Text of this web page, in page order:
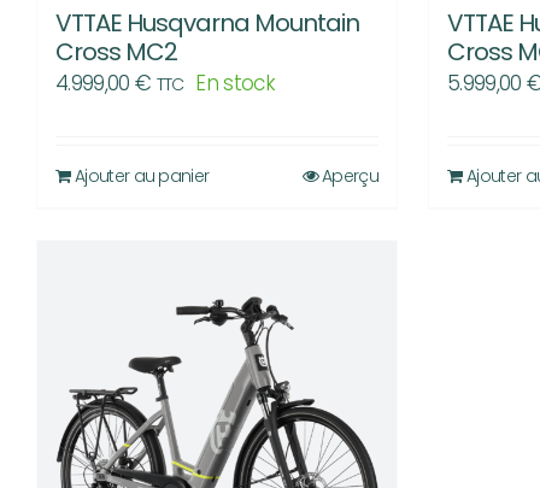
produit
VTTAE Husqvarna Mountain
Cross MC2
4.999,00 € TTC En stock
Ajouter au panier Aperçu
VTTAE
Cross
5.999,00
Ajouter